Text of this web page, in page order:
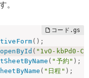
。
( ) ;
openById ( "1vO-kbPd0-
( "予約" ) ;
( "日程" ) ;